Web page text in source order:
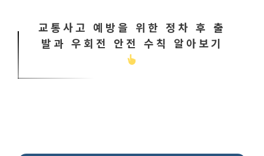
교통사고 예방을 위한 정차 후 출
발과 우회전 안전 수칙 알아보기